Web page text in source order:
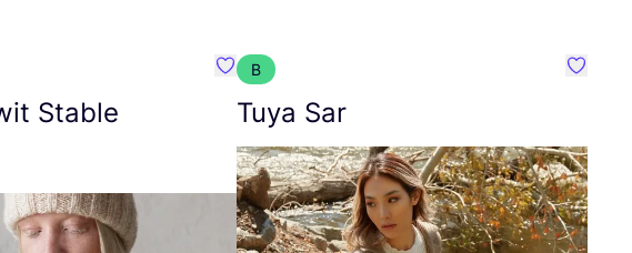
Stable
Favoriete {naam}
B
Tuya Sar